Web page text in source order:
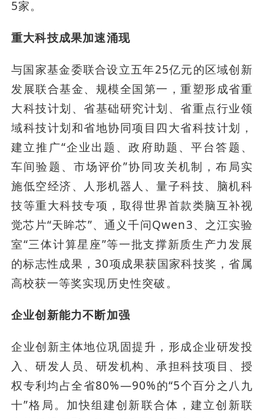
5家。
重大科技成果加速涌现
与国家基金委联合设立五年25亿元的区域创新
发展联合基金、规模全国第一，重塑形成省重
大科技计划、省基础研究计划、省重点行业领
域科技计划和省地协同项目四大省科技计划，
建立推广“企业出题、政府助题、平台答题、
车间验题、市场评价”协同攻关机制，布局实
施低空经济、人形机器人、量子科技、脑机科
技等重大科技专项，取得世界首款类脑互补视
觉芯片“天眸芯”、通义千问Qwen3、之江实验
室“三体计算星座”等一批支撑新质生产力发展
的标志性成果，30项成果获国家科技奖，省属
高校获一等奖实现历史性突破。
企业创新能力不断加强
企业创新主体地位巩固提升，形成企业研发投
入、研发人员、研发机构、承担科技项目、授
权专利均占全省80%—90%的“5个百分之八九
十”格局。加快组建创新联合体，建立创新联